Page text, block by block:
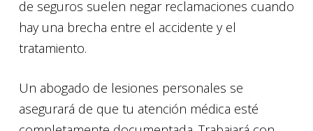
de seguros suelen negar reclamaciones cuando
hay una brecha entre el accidente y el
tratamiento.
Un abogado de lesiones personales se
asegurará de que tu atención médica esté